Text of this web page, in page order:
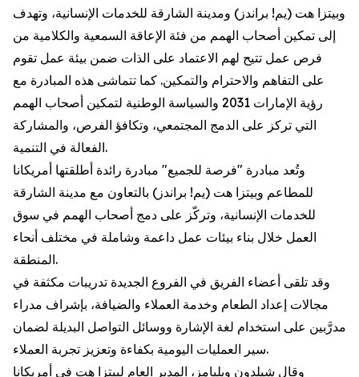
وبيتزا هت (يم! براندز) ومدينة الشارقة للخدمات الإنسانية، وتهدف
إلى تمكين أصحاب الهمم من فئة الإعاقة السمعية والكلامية من
فرص عمل تتيح لهم الاعتماد على الذات ضمن بيئة عمل تقوم
على التفاهم والاحترام والتمكين. كما تتماشى هذه المبادرة مع
رؤية الإمارات 2031 والسياسة الوطنية لتمكين أصحاب الهمم
التي تركز على الدمج المجتمعي، وتكافؤ الفرص، والمشاركة
الفعالة في التنمية.
وتُعد مبادرة "فرصة للجميع" مبادرة رائدة أطلقتها أمريكانا
للمطاعم وبيتزا هت (يم! براندز) بالتعاون مع مدينة الشارقة
للخدمات الإنسانية، وتركّز على دمج أصحاب الهمم في سوق
العمل خلال بناء بيئات عمل داعمة وشاملة في مختلف أنحاء
المنطقة.
وقد تلقى أعضاء الفريق في الفروع الجديدة تدريبات مكثفة في
مجالات إعداد الطعام وخدمة العملاء والضيافة، بإشراف مدراء
مدرَّبين على استخدام لغة الإشارة ووسائل التواصل البديلة لضمان
سير العمليات اليومية بكفاءة وتعزيز تجربة العملاء.
وقال شيلدون ويليامز، المدير العام لبيتزا هت في أمريكانا